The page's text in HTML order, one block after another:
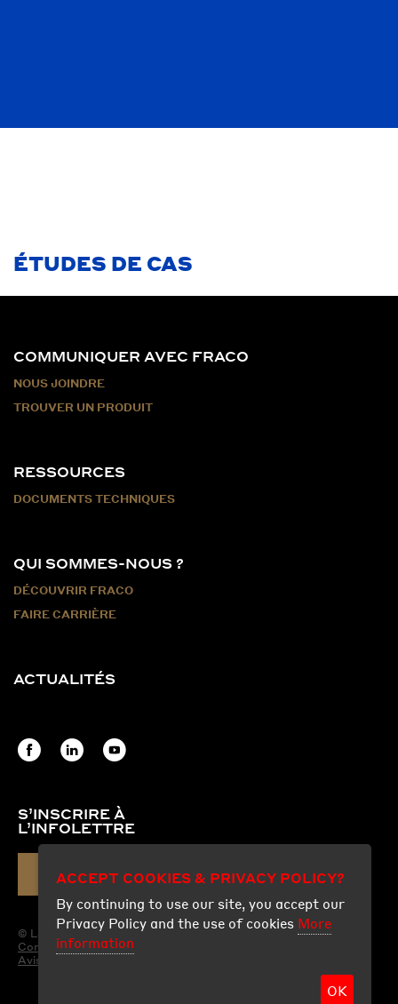
ÉTUDES DE CAS
COMMUNIQUER AVEC FRACO
NOUS JOINDRE
TROUVER UN PRODUIT
RESSOURCES
DOCUMENTS TECHNIQUES
QUI SOMMES-NOUS ?
DÉCOUVRIR FRACO
FAIRE CARRIÈRE
ACTUALITÉS
S’INSCRIRE À
L’INFOLETTRE
COURRIEL
© Les Produits Fraco Ltée.
Conditions d'utilisation
Avis légal
ACCEPT COOKIES & PRIVACY POLICY?
By continuing to use our site, you accept our
Privacy Policy and the use of cookies More
information
OK